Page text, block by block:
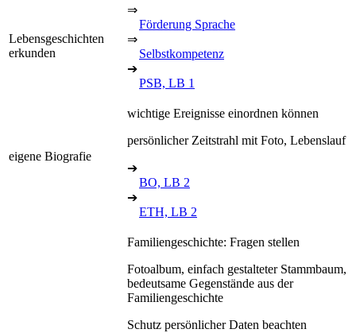
Lebensgeschichten
erkunden
⇒
Förderung Sprache
⇒
Selbstkompetenz
➔
PSB, LB 1
eigene Biografie
wichtige Ereignisse einordnen können
persönlicher Zeitstrahl mit Foto, Lebenslauf
➔
BO, LB 2
➔
ETH, LB 2
Familiengeschichte: Fragen stellen
Fotoalbum, einfach gestalteter Stammbaum,
bedeutsame Gegenstände aus der
Familiengeschichte
Schutz persönlicher Daten beachten